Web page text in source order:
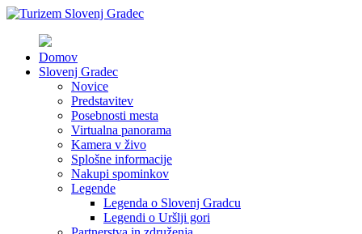
Domov
Slovenj Gradec
Novice
Predstavitev
Posebnosti mesta
Virtualna panorama
Kamera v živo
Splošne informacije
Nakupi spominkov
Legende
Legenda o Slovenj Gradcu
Legendi o Uršlji gori